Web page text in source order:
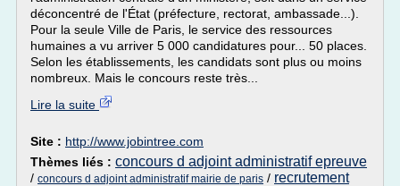
déconcentré de l'État (préfecture, rectorat, ambassade...).
Pour la seule Ville de Paris, le service des ressources
humaines a vu arriver 5 000 candidatures pour... 50 places.
Selon les établissements, les candidats sont plus ou moins
nombreux. Mais le concours reste très...
Lire la suite
Site : http://www.jobintree.com
Thèmes liés : concours d adjoint administratif epreuve
/ concours d adjoint administratif mairie de paris / recrutement